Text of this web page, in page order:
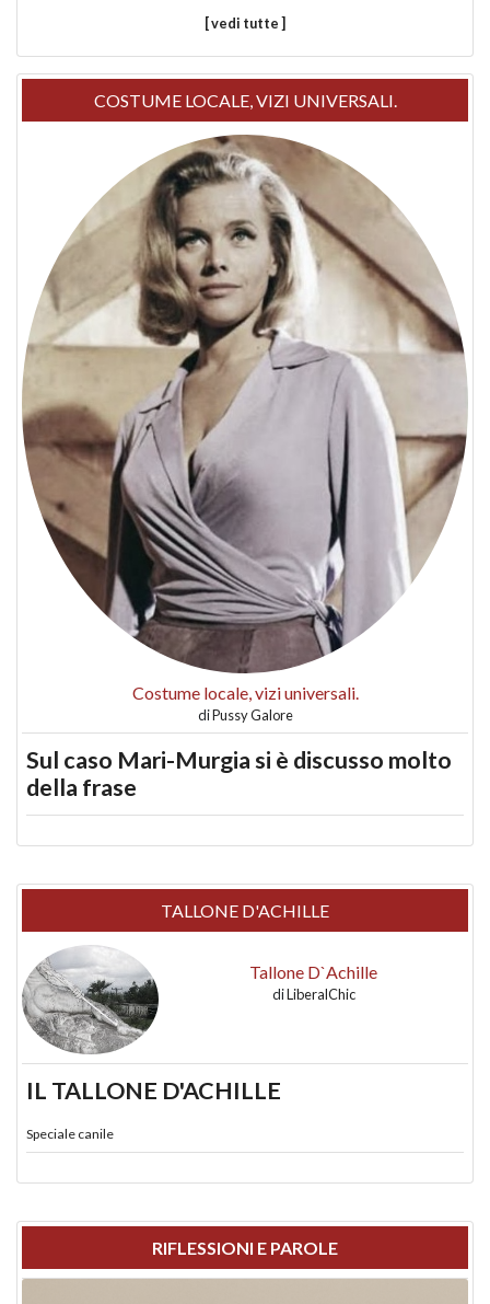
[ vedi tutte ]
COSTUME LOCALE, VIZI UNIVERSALI.
Costume locale, vizi universali.
diPussy Galore
Sul caso Mari-Murgia si è discusso molto
della frase
TALLONE D'ACHILLE
Tallone D`Achille
diLiberalChic
IL TALLONE D'ACHILLE
Speciale canile
RIFLESSIONI E PAROLE